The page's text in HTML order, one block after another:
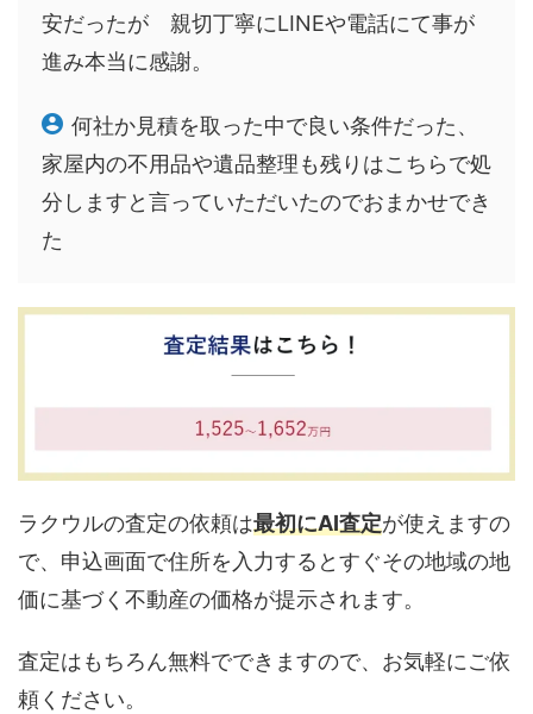
安だったが 親切丁寧にLINEや電話にて事が
進み本当に感謝。
何社か見積を取った中で良い条件だった、
家屋内の不用品や遺品整理も残りはこちらで処
分しますと言っていただいたのでおまかせでき
た
ラクウルの査定の依頼は最初にAI査定が使えますの
で、申込画面で住所を入力するとすぐその地域の地
価に基づく不動産の価格が提示されます。
査定はもちろん無料でできますので、お気軽にご依
頼ください。